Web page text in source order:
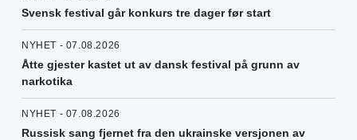
Svensk festival går konkurs tre dager før start
NYHET - 07.08.2026
Åtte gjester kastet ut av dansk festival på grunn av
narkotika
NYHET - 07.08.2026
Russisk sang fjernet fra den ukrainske versjonen av